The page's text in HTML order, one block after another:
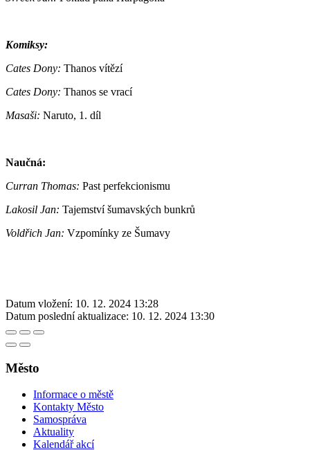
Komiksy:
Cates Dony: Thanos vítězí
Cates Dony: Thanos se vrací
Masaši: Naruto, 1. díl
Naučná:
Curran Thomas: Past perfekcionismu
Lakosil Jan: Tajemství šumavských bunkrů
Voldřich Jan: Vzpomínky ze Šumavy
Datum vložení: 10. 12. 2024 13:28
Datum poslední aktualizace: 10. 12. 2024 13:30
Město
Informace o městě
Kontakty Město
Samospráva
Aktuality
Kalendář akcí